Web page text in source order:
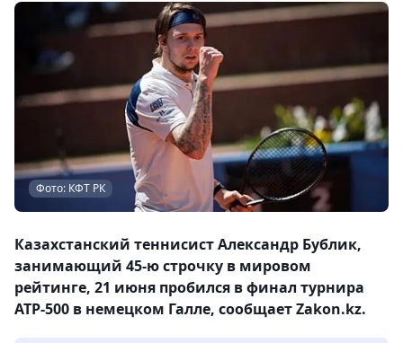
Фото: КФТ РК
Казахстанский теннисист Александр Бублик,
занимающий 45-ю строчку в мировом
рейтинге, 21 июня пробился в финал турнира
ATP-500 в немецком Галле, сообщает Zakon.kz.